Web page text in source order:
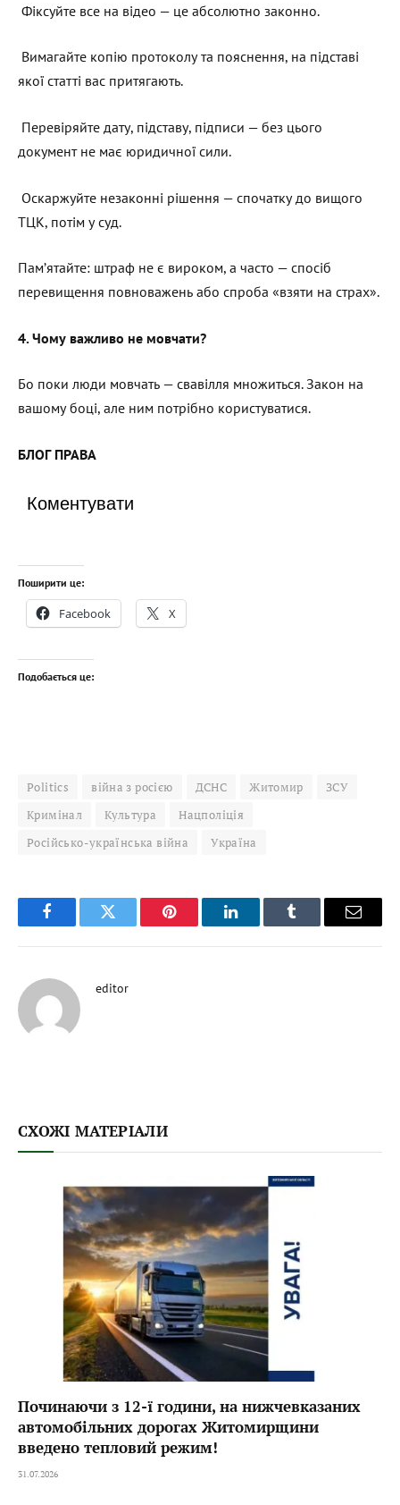
Фіксуйте все на відео — це абсолютно законно.
Вимагайте копію протоколу та пояснення, на підставі
якої статті вас притягають.
Перевіряйте дату, підставу, підписи — без цього
документ не має юридичної сили.
Оскаржуйте незаконні рішення — спочатку до вищого
ТЦК, потім у суд.
Пам’ятайте: штраф не є вироком, а часто — спосіб
перевищення повноважень або спроба «взяти на страх».
4. Чому важливо не мовчати?
Бо поки люди мовчать — свавілля множиться. Закон на
вашому боці, але ним потрібно користуватися.
БЛОГ ПРАВА
Коментувати
Поширити це:
Facebook X
Подобається це:
Politics війна з росією ДСНС Житомир
ЗСУ
Кримінал
Культура
Нацполіція
Російсько-українська війна
Україна
FacebookTwitter Pinterest LinkedInTumblr Email
editor
СХОЖІ МАТЕРІАЛИ
Починаючи з 12-ї години, на нижчевказаних
автомобільних дорогах Житомирщини
введено тепловий режим!
31.07.2026